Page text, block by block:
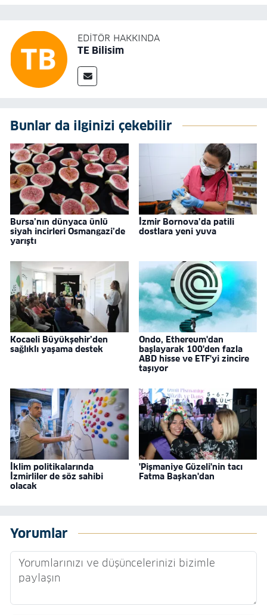
EDITÖR HAKKINDA
TE Bilisim
Bunlar da ilginizi çekebilir
Bursa’nın dünyaca ünlü
siyah incirleri Osmangazi’de
yarıştı
İzmir Bornova’da patili
dostlara yeni yuva
Kocaeli Büyükşehir’den
sağlıklı yaşama destek
Ondo, Ethereum'dan
başlayarak 100'den fazla
ABD hisse ve ETF'yi zincire
taşıyor
İklim politikalarında
İzmirliler de söz sahibi
olacak
'Pişmaniye Güzeli'nin tacı
Fatma Başkan'dan
Yorumlar